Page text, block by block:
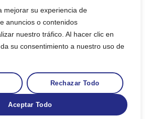
mejorar su experiencia de
anuncios o contenidos
nuestro tráfico. Al hacer clic en
su consentimiento a nuestro uso de
Rechazar Todo
Aceptar Todo